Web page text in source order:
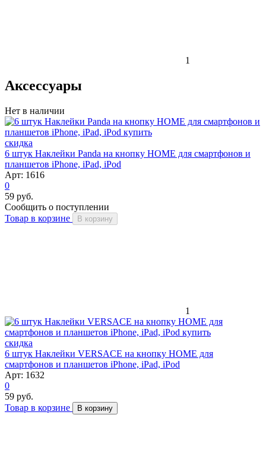
1
Аксессуары
Нет в наличии
скидка
6 штук Наклейки Panda на кнопку HOME для смартфонов и
планшетов iPhone, iPad, iPod
Арт: 1616
0
59 руб.
Сообщить о поступлении
Товар в корзине
В корзину
1
скидка
6 штук Наклейки VERSACE на кнопку HOME для
смартфонов и планшетов iPhone, iPad, iPod
Арт: 1632
0
59 руб.
Товар в корзине
В корзину